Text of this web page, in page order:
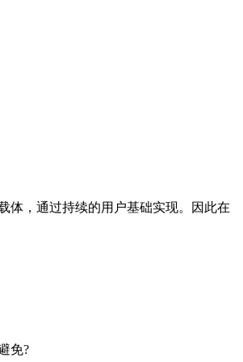
体，通过持续的用户基础实现。因此在
免?